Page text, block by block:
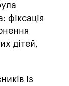
дітей,
із